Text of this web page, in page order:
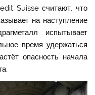
Suisse считают, что
на наступление
испытывает
время удержаться
опасность начала